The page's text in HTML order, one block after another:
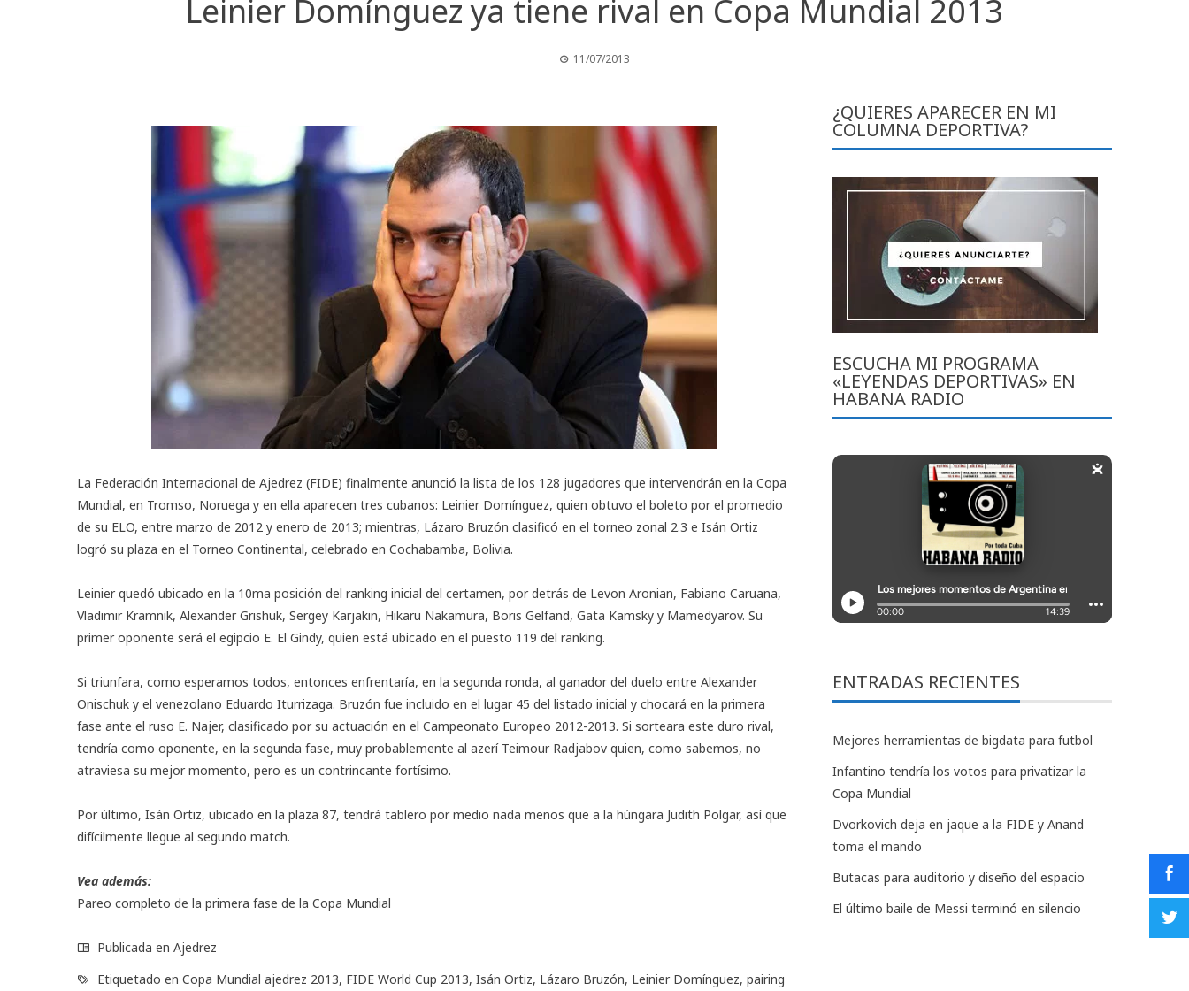
Leinier Domínguez ya tiene rival en Copa Mundial 2013
11/07/2013
La Federación Internacional de Ajedrez (FIDE) finalmente anunció la lista de los 128 jugadores que intervendrán en la Copa
Mundial, en Tromso, Noruega y en ella aparecen tres cubanos: Leinier Domínguez, quien obtuvo el boleto por el promedio
de su ELO, entre marzo de 2012 y enero de 2013; mientras, Lázaro Bruzón clasificó en el torneo zonal 2.3 e Isán Ortiz
logró su plaza en el Torneo Continental, celebrado en Cochabamba, Bolivia.
Leinier quedó ubicado en la 10ma posición del ranking inicial del certamen, por detrás de Levon Aronian, Fabiano Caruana,
Vladimir Kramnik, Alexander Grishuk, Sergey Karjakin, Hikaru Nakamura, Boris Gelfand, Gata Kamsky y Mamedyarov. Su
primer oponente será el egipcio E. El Gindy, quien está ubicado en el puesto 119 del ranking.
Si triunfara, como esperamos todos, entonces enfrentaría, en la segunda ronda, al ganador del duelo entre Alexander
Onischuk y el venezolano Eduardo Iturrizaga. Bruzón fue incluido en el lugar 45 del listado inicial y chocará en la primera
fase ante el ruso E. Najer, clasificado por su actuación en el Campeonato Europeo 2012-2013. Si sorteara este duro rival,
tendría como oponente, en la segunda fase, muy probablemente al azerí Teimour Radjabov quien, como sabemos, no
atraviesa su mejor momento, pero es un contrincante fortísimo.
Por último, Isán Ortiz, ubicado en la plaza 87, tendrá tablero por medio nada menos que a la húngara Judith Polgar, así que
difícilmente llegue al segundo match.
Vea además:
Pareo completo de la primera fase de la Copa Mundial
Publicada en Ajedrez
Etiquetado en Copa Mundial ajedrez 2013, FIDE World Cup 2013, Isán Ortiz, Lázaro Bruzón, Leinier Domínguez, pairing
¿QUIERES APARECER EN MI
COLUMNA DEPORTIVA?
ESCUCHA MI PROGRAMA
«LEYENDAS DEPORTIVAS» EN
HABANA RADIO
ENTRADAS RECIENTES
Mejores herramientas de bigdata para futbol
Infantino tendría los votos para privatizar la
Copa Mundial
Dvorkovich deja en jaque a la FIDE y Anand
toma el mando
Butacas para auditorio y diseño del espacio
El último baile de Messi terminó en silencio